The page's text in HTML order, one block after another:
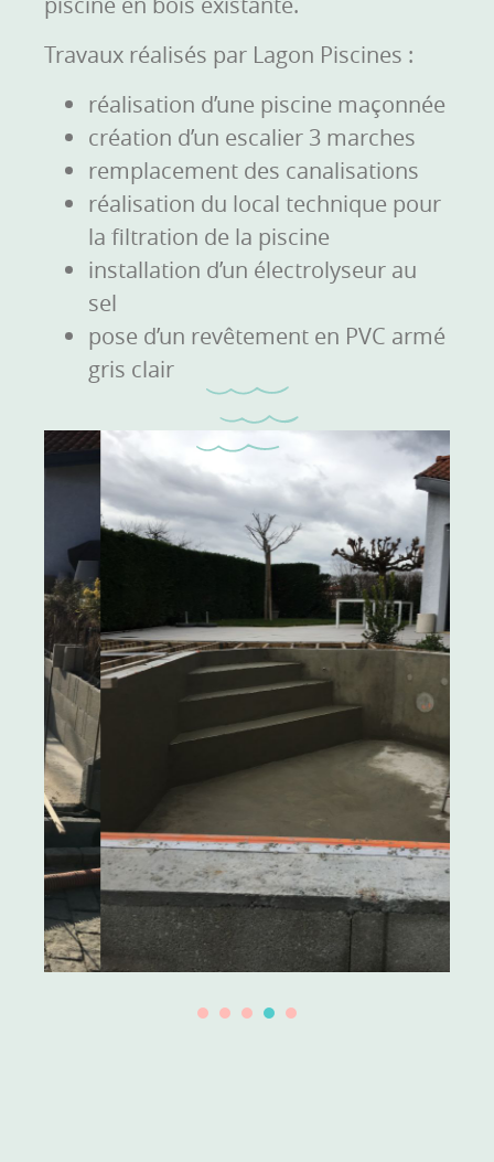
Travaux réalisés par Lagon Piscines :
réalisation d’une piscine maçonnée
création d’un escalier 3 marches
remplacement des canalisations
réalisation du local technique pour
la filtration de la piscine
installation d’un électrolyseur au
sel
pose d’un revêtement en PVC armé
gris clair